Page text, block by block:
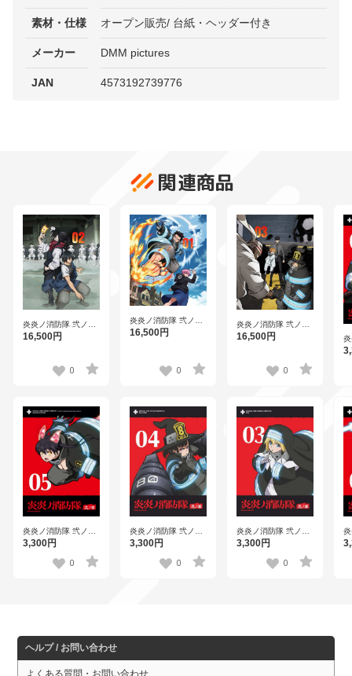
素材・仕様 オープン販売/ 台紙・ヘッダー付き
メーカー DMM pictures
JAN 4573192739776
関連商品
炎炎ノ消防隊 弐ノ章
第2巻 （ブルーレイ
16,500円
0
炎炎ノ消防隊 弐ノ章
第1巻 （ブルーレイ
16,500円
0
炎炎ノ消防隊 弐ノ章
第3巻 （ブルーレイ
16,500円
0
炎炎ノ消防隊 弐ノ章
第5巻
3,300円
0
炎炎ノ消防隊 弐ノ章
第4巻
3,300円
0
炎炎ノ消防隊 弐ノ章
第3巻
3,300円
0
ヘルプ / お問い合わせ
よくある質問・お問い合わせ